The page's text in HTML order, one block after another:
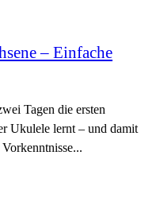
– Einfache
Tagen die ersten
Ukulele lernt – und damit